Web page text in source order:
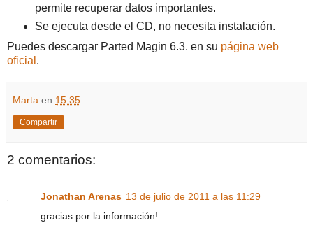
permite recuperar datos importantes.
Se ejecuta desde el CD, no necesita instalación.
Puedes descargar Parted Magin 6.3. en su página web
oficial .
Marta en 15:35
Compartir
2 comentarios:
Jonathan Arenas 13 de julio de 2011 a las 11:29
gracias por la información!